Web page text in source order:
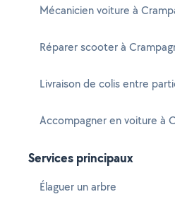
Mécanicien voiture à
Réparer scooter à
Livraison de colis entre
Accompagner en voiture à
Services principaux
Élaguer un arbre